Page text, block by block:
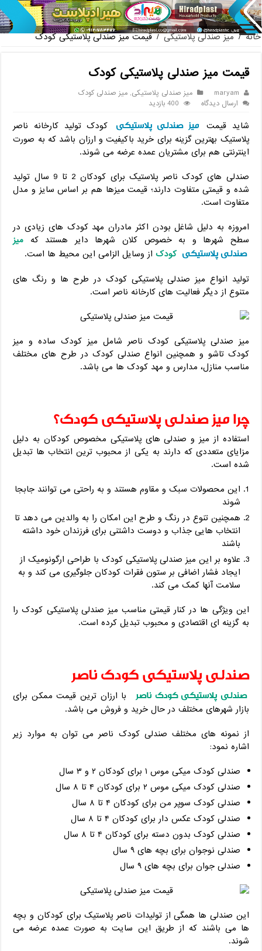
پخش عمده صندلی پلاستیکی دسته دار 889 نا
خانه / میز صندلی پلاستیکی / قیمت میز صندلی پلاستیکی کودک
قیمت میز صندلی پلاستیکی کودک
maryam میز صندلی پلاستیکی,میز صندلی کودک
ارسال دیدگاه
400 بازدید
شاید قیمت میز صندلی پلاستیکی
کودک تولید کارخانه ناصر
پلاستیک بهترین گزینه برای خرید باکیفیت و ارزان باشد که به صورت
اینترنتی هم برای مشتریان عمده عرضه می شوند.
صندلی های کودک ناصر پلاستیک برای کودکان 2 تا 9 سال تولید
شده و قیمتی متفاوت دارند؛ قیمت میزها هم بر اساس سایز و مدل
متفاوت است.
امروزه به دلیل شاغل بودن اکثر مادران مهد کودک های زیادی در
سطح شهرها و به خصوص کلان شهرها دایر هستند که میز
صندلی پلاستیکی کودکاز وسایل الزامی این محیط ها است.
تولید انواع میز صندلی پلاستیکی کودک در طرح ها و رنگ های
متنوع از دیگر فعالیت های کارخانه ناصر است.
میز صندلی پلاستیکی کودک ناصر شامل میز کودک ساده و میز
کودک تاشو و همچنین انواع صندلی کودک در طرح های مختلف
مناسب منازل، مدارس و مهد کودک ها می باشد.
چرا میز صندلی پلاستیکی کودک؟
استفاده از میز و صندلی های پلاستیکی مخصوص کودکان به دلیل
مزایای متعددی که دارند به یکی از محبوب ترین انتخاب ها تبدیل
شده است.
این محصولات سبک و مقاوم هستند و به راحتی می توانند جابجا
شوند
همچنین تنوع در رنگ و طرح این امکان را به والدین می دهد تا
انتخاب هایی جذاب و دوست داشتنی برای فرزندان خود داشته
باشند
علاوه بر این میز صندلی پلاستیکی کودک با طراحی ارگونومیک از
ایجاد فشار اضافی بر ستون فقرات کودکان جلوگیری می کند و به
سلامت آنها کمک می کند.
این ویژگی ها در کنار قیمتی مناسب میز صندلی پلاستیکی کودک را
به گزینه ای اقتصادی و محبوب تبدیل کرده است.
صندلی پلاستیکی کودک ناصر
صندلی پلاستیکی کودک ناصر
با ارزان ترین قیمت ممکن برای
بازار شهرهای مختلف در حال خرید و فروش می باشد.
از نمونه های مختلف صندلی کودک ناصر می توان به موارد زیر
اشاره نمود:
صندلی کودک میکی موس ۱ برای کودکان ۲ و ۳ سال
صندلی کودک میکی موس ۲ برای کودکان ۴ تا ۸ سال
صندلی کودک سوپر من برای کودکان ۴ تا ۸ سال
صندلی کودک عکس دار برای کودکان ۴ تا ۸ سال
صندلی کودک بدون دسته برای کودکان ۴ تا ۸ سال
صندلی نوجوان برای بچه های ۹ سال
صندلی جوان برای بچه های ۹ سال
این صندلی ها همگی از تولیدات ناصر پلاستیک برای کودکان و بچه
ها می باشند که از طریق این سایت به صورت عمده عرضه می
شوند.